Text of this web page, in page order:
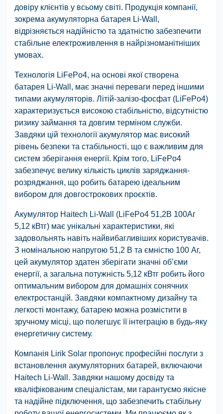
довіру клієнтів у всьому світі. Продукція компанії,
зокрема акумуляторна батарея Li-Wall,
відрізняється надійністю та здатністю забезпечити
стабільне електроживлення в найрізноманітніших
умовах.
Технологія LiFePo4, на основі якої створена
батарея Li-Wall, має значні переваги перед іншими
типами акумуляторів. Літій-залізо-фосфат (LiFePo4)
характеризується високою стабільністю, відсутністю
ризику займання та довгим терміном служби.
Завдяки цій технології акумулятор має високий
рівень безпеки та стабільності, що є важливим для
систем зберігання енергії. Крім того, LiFePo4
забезпечує велику кількість циклів заряджання-
розряджання, що робить батарею ідеальним
вибором для довгострокових проєктів.
Акумулятор Haitech Li-Wall (LiFePo4 51,2В 100Аг
5,12 кВтг) має унікальні характеристики, які
задовольнять навіть найвибагливіших користувачів.
З номінальною напругою 51,2 В та ємністю 100 Аг,
цей акумулятор здатен зберігати значні об’єми
енергії, а загальна потужність 5,12 кВтг робить його
оптимальним вибором для домашніх сонячних
електростанцій. Завдяки компактному дизайну та
легкості монтажу, батарею можна розмістити в
зручному місці, що полегшує її інтеграцію в будь-яку
енергетичну систему.
Компанія Lirik Solar пропонує професійні послуги з
встановлення акумуляторних батарей, включаючи
Haitech Li-Wall. Завдяки нашому досвіду та
кваліфікованим спеціалістам, ми гарантуємо якісне
та надійне підключення, що забезпечить стабільну